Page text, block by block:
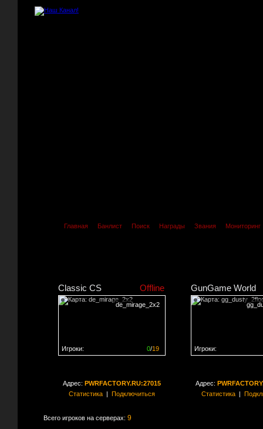
Главная Банлист Поиск Награды Звания Мониторинг
Classic CS Offline
de_mirage_2x2
0/19
Игроки:
GunGame World
Игроки:
Адрес: PWRFACTORY.RU:27015
Статистика| Подключиться
Адрес:
Статистика|
Всего игроков на серверах: 9